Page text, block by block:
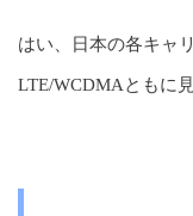
はい、日本の各キャ
LTE/WCDMAともに